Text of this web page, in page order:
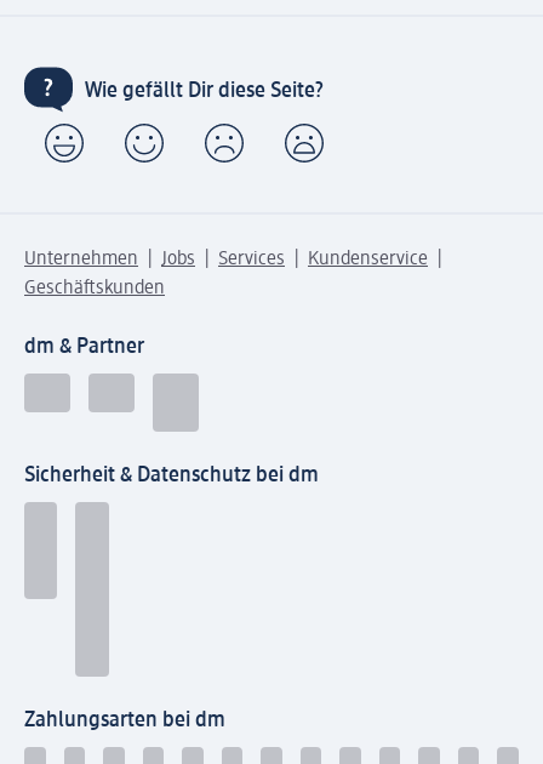
Wie gefällt Dir diese Seite?
Unternehmen Jobs Services
Kundenservice
Geschäftskunden
dm & Partner
Sicherheit & Datenschutz bei dm
Zahlungsarten bei dm